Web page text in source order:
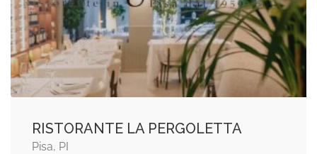
RISTORANTE LA PERGOLETTA
Pisa, PI